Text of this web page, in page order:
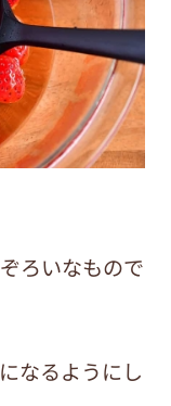
ろいなもので
なるようにし